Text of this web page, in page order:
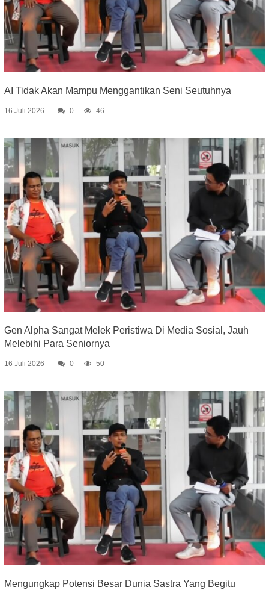
AI Tidak Akan Mampu Menggantikan Seni Seutuhnya
16 Juli 2026 0 46
Gen Alpha Sangat Melek Peristiwa Di Media Sosial, Jauh
Melebihi Para Seniornya
16 Juli 2026 0 50
Mengungkap Potensi Besar Dunia Sastra Yang Begitu